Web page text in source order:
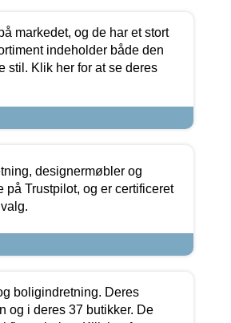
markedet, og de har et stort
indeholder både den
stil. Klik her for at se deres
designermøbler og
på Trustpilot, og er certificeret
boligindretning. Deres
og i deres 37 butikker. De